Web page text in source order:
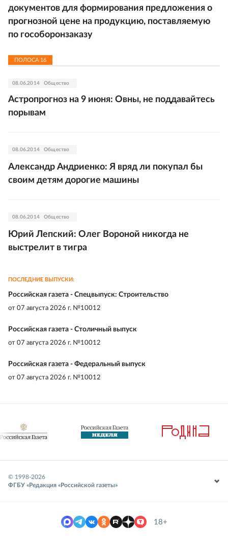
документов для формирования предложения о
прогнозной цене на продукцию, поставляемую
по гособоронзаказу
ПОЛОСА 16
08.06.2014 Общество
Астропрогноз на 9 июня: Овны, не поддавайтесь
порывам
08.06.2014 Общество
Александр Андриенко: Я вряд ли покупал бы
своим детям дорогие машины
08.06.2014 Общество
Юрий Лепский: Олег Вороной никогда не
выстрелит в тигра
ПОСЛЕДНИЕ ВЫПУСКИ:
Российская газета - Спецвыпуск: Строительство
от 07 августа 2026 г. №10012
Российская газета - Столичный выпуск
от 07 августа 2026 г. №10012
Российская газета - Федеральный выпуск
от 07 августа 2026 г. №10012
© 1998-2026
ФГБУ «Редакция «Российской газеты»
18+